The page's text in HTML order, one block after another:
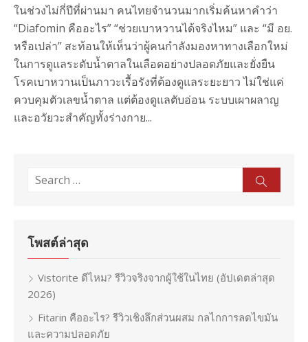
ในช่วงไม่กี่ปีที่ผ่านมา คนไทยจำนวนมากเริ่มค้นหาคำว่า
“Diafomin คืออะไร” “ช่วยเบาหวานได้จริงไหม” และ “มี อย.
หรือเปล่า” สะท้อนให้เห็นว่าผู้คนกำลังมองหาทางเลือกใหม่
ในการดูแลระดับน้ำตาลในเลือดอย่างปลอดภัยและยั่งยืน
โรคเบาหวานเป็นภาวะเรื้อรังที่ต้องดูแลระยะยาว ไม่ใช่แค่
ควบคุมตัวเลขน้ำตาล แต่ต้องดูแลตับอ่อน ระบบเผาผลาญ
และอวัยวะสำคัญทั้งร่างกาย...
Search
โพสต์ล่าสุด
Vistorite ดีไหม? รีวิวจริงจากผู้ใช้ในไทย (อัปเดตล่าสุด
2026)
Fitarin คืออะไร? รีวิวเชิงลึกส่วนผสม กลไกการลดไขมัน
และความปลอดภัย